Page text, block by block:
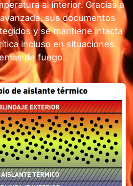
al interior. Gracias a
sus documentos
y se mantiene intacta
incluso en situaciones
de fuego.